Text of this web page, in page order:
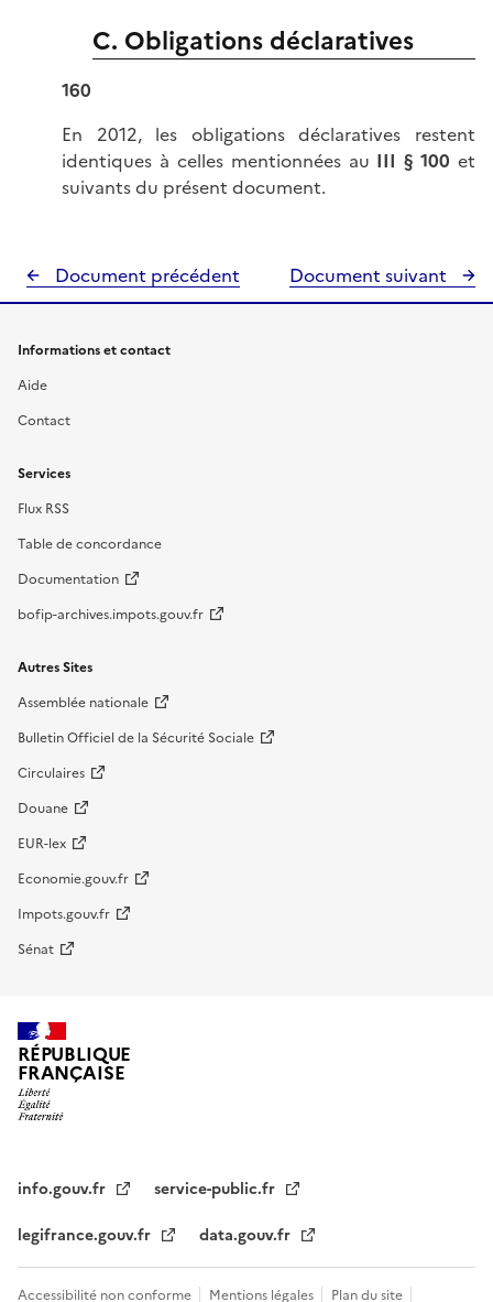
C. Obligations déclaratives
160
En 2012, les obligations déclaratives restent
identiques à celles mentionnées au III § 100 et
suivants du présent document.
Document précédent Document suivant
Informations et contact
Aide
Contact
Services
Flux RSS
Table de concordance
Documentation
bofip-archives.impots.gouv.fr
Autres Sites
Assemblée nationale
Bulletin Officiel de la Sécurité Sociale
Circulaires
Douane
EUR-lex
Economie.gouv.fr
Impots.gouv.fr
Sénat
RÉPUBLIQUE
FRANÇAISE
info.gouv.fr
service-public.fr
legifrance.gouv.fr
data.gouv.fr
Accessibilité non conforme Mentions légales Plan du site